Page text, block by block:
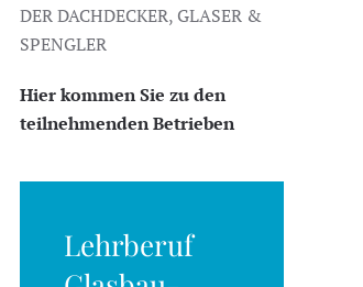
DER DACHDECKER, GLASER &
SPENGLER
Hier kommen Sie zu den
teilnehmenden Betrieben
Lehrberuf